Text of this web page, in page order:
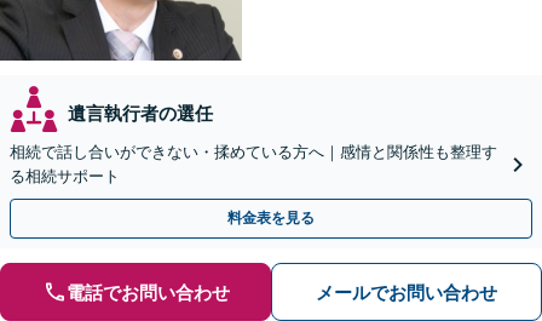
遺言執行者の選任
相続で話し合いができない・揉めている方へ｜感情と関係性も整理す
る相続サポート
料金表を見る
電話でお問い合わせ メールでお問い合わせ